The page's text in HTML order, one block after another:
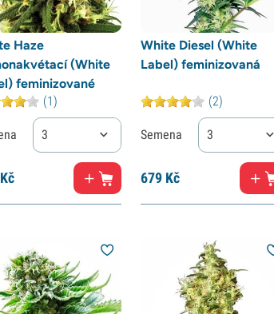
Haze
(White
feminizované
(1)
3
Kč
White Diesel (White
Label) feminizovaná
(2)
Semena 3
679 Kč